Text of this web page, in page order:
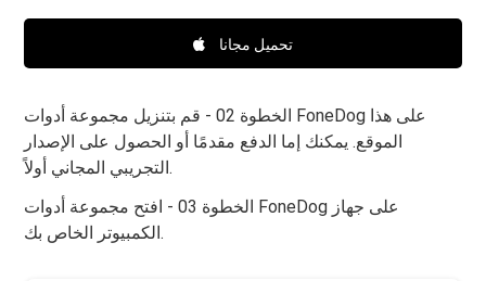
تحميل مجانا
الخطوة 02 - قم بتنزيل مجموعة أدوات FoneDog على هذا
الموقع. يمكنك إما الدفع مقدمًا أو الحصول على الإصدار
التجريبي المجاني أولاً.
الخطوة 03 - افتح مجموعة أدوات FoneDog على جهاز
الكمبيوتر الخاص بك.